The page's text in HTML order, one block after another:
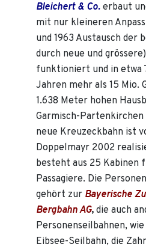
Bleichert & Co. erbaut
mit nur kleineren
und 1963 Austausch der
durch neue und
funktioniert und in etwa
Jahren mehr als 15 Mio.
1.638 Meter hohen
Garmisch-
neue Kreuzeckbahn ist
Doppelmayr 2002
besteht aus 25 Kabinen
Passagiere. Die
gehört zur Bayerische
Bergbahn AG, die auch
Personenseilbahnen,
Eibsee-Seilbahn, die